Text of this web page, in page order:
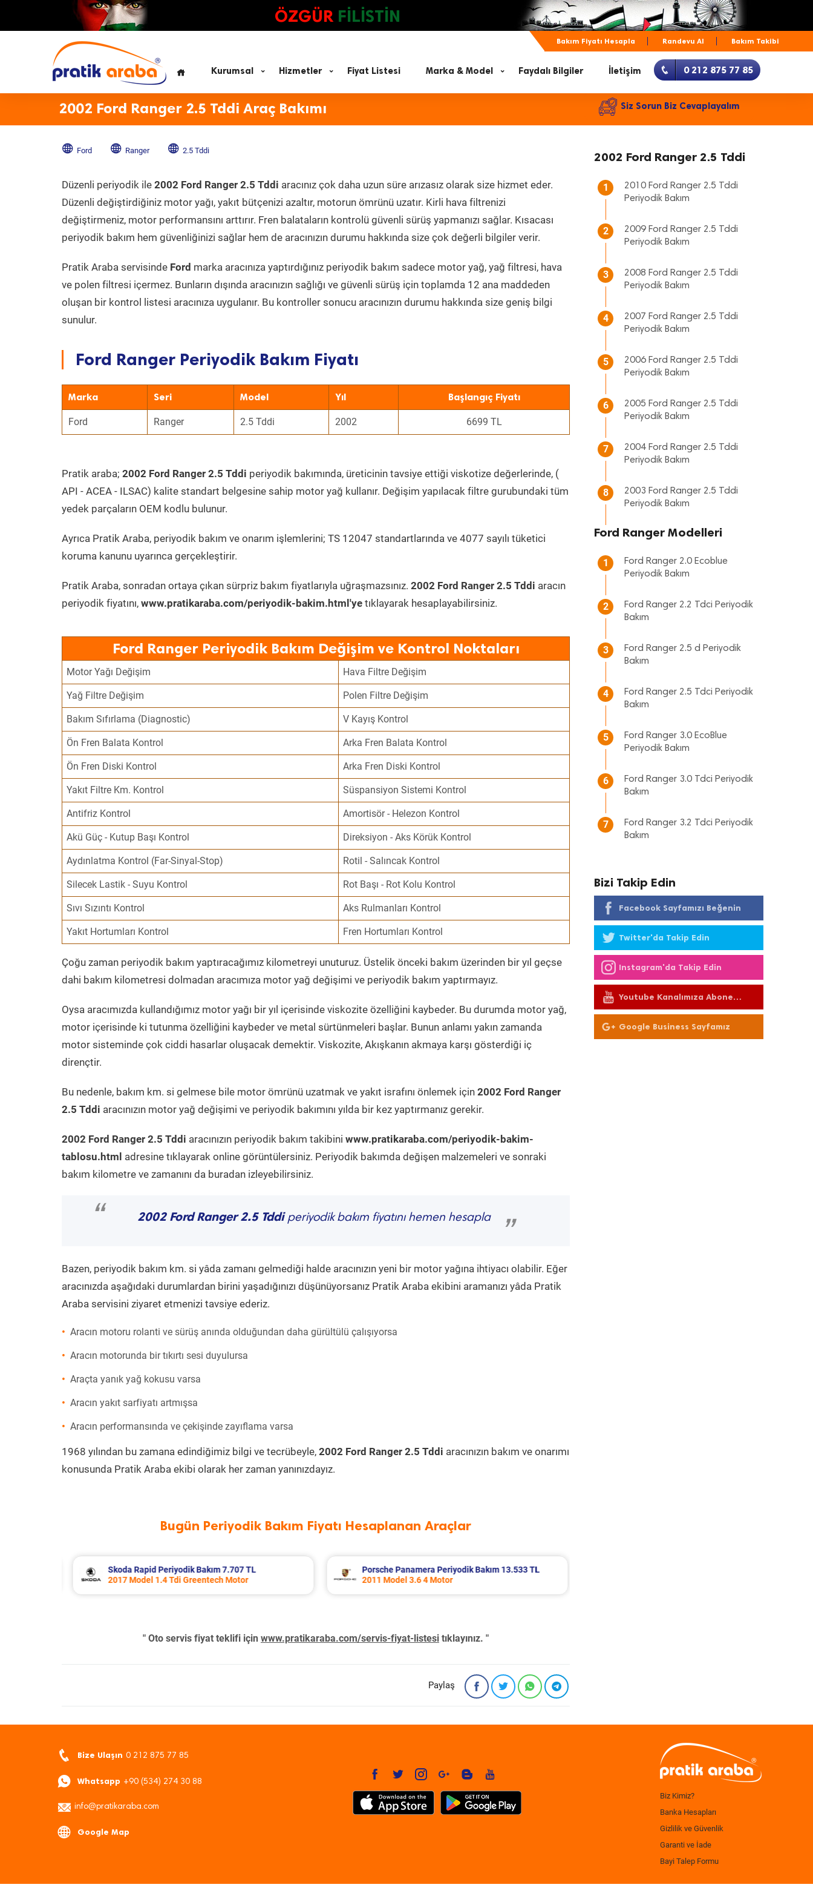
ÖZGÜR FİLİSTİN
Bakım Fiyatı Hesapla Randevu Al Bakım Takibi
Kurumsal Hizmetler Fiyat Listesi Marka & Model Faydalı Bilgiler İletişim 0 212 875 77 85
2002 Ford Ranger 2.5 Tddi Araç Bakımı Siz Sorun Biz Cevaplayalım
Ford Ranger 2.5 Tddi
Düzenli periyodik ile 2002 Ford Ranger 2.5 Tddi aracınız çok daha uzun süre arızasız olarak size hizmet eder.
Düzenli değiştirdiğiniz motor yağı, yakıt bütçenizi azaltır, motorun ömrünü uzatır. Kirli hava filtrenizi
değiştirmeniz, motor performansını arttırır. Fren balataların kontrolü güvenli sürüş yapmanızı sağlar. Kısacası
periyodik bakım hem güvenliğinizi sağlar hem de aracınızın durumu hakkında size çok değerli bilgiler verir.
Pratik Araba servisinde Ford marka aracınıza yaptırdığınız periyodik bakım sadece motor yağ, yağ filtresi, hava
ve polen filtresi içermez. Bunların dışında aracınızın sağlığı ve güvenli sürüş için toplamda 12 ana maddeden
oluşan bir kontrol listesi aracınıza uygulanır. Bu kontroller sonucu aracınızın durumu hakkında size geniş bilgi
sunulur.
Ford Ranger Periyodik Bakım Fiyatı
Marka Seri Model Yıl Başlangıç Fiyatı
Ford Ranger 2.5 Tddi 2002 6699 TL
Pratik araba; 2002 Ford Ranger 2.5 Tddi periyodik bakımında, üreticinin tavsiye ettiği viskotize değerlerinde, (
API - ACEA - ILSAC) kalite standart belgesine sahip motor yağ kullanır. Değişim yapılacak filtre gurubundaki tüm
yedek parçaların OEM kodlu bulunur.
Ayrıca Pratik Araba, periyodik bakım ve onarım işlemlerini; TS 12047 standartlarında ve 4077 sayılı tüketici
koruma kanunu uyarınca gerçekleştirir.
Pratik Araba, sonradan ortaya çıkan sürpriz bakım fiyatlarıyla uğraşmazsınız. 2002 Ford Ranger 2.5 Tddi aracın
periyodik fiyatını, www.pratikaraba.com/periyodik-bakim.html'ye tıklayarak hesaplayabilirsiniz.
Ford Ranger Periyodik Bakım Değişim ve Kontrol Noktaları
Motor Yağı Değişim Hava Filtre Değişim
Yağ Filtre Değişim Polen Filtre Değişim
Bakım Sıfırlama (Diagnostic) V Kayış Kontrol
Ön Fren Balata Kontrol Arka Fren Balata Kontrol
Ön Fren Diski Kontrol Arka Fren Diski Kontrol
Yakıt Filtre Km. Kontrol Süspansiyon Sistemi Kontrol
Antifriz Kontrol Amortisör - Helezon Kontrol
Akü Güç - Kutup Başı Kontrol Direksiyon - Aks Körük Kontrol
Aydınlatma Kontrol (Far-Sinyal-Stop) Rotil - Salıncak Kontrol
Silecek Lastik - Suyu Kontrol Rot Başı - Rot Kolu Kontrol
Sıvı Sızıntı Kontrol Aks Rulmanları Kontrol
Yakıt Hortumları Kontrol Fren Hortumları Kontrol
Çoğu zaman periyodik bakım yaptıracağımız kilometreyi unuturuz. Üstelik önceki bakım üzerinden bir yıl geçse
dahi bakım kilometresi dolmadan aracımıza motor yağ değişimi ve periyodik bakım yaptırmayız.
Oysa aracımızda kullandığımız motor yağı bir yıl içerisinde viskozite özelliğini kaybeder. Bu durumda motor yağ,
motor içerisinde ki tutunma özelliğini kaybeder ve metal sürtünmeleri başlar. Bunun anlamı yakın zamanda
motor sisteminde çok ciddi hasarlar oluşacak demektir. Viskozite, Akışkanın akmaya karşı gösterdiği iç
dirençtir.
Bu nedenle, bakım km. si gelmese bile motor ömrünü uzatmak ve yakıt israfını önlemek için 2002 Ford Ranger
2.5 Tddi aracınızın motor yağ değişimi ve periyodik bakımını yılda bir kez yaptırmanız gerekir.
2002 Ford Ranger 2.5 Tddi aracınızın periyodik bakım takibini www.pratikaraba.com/periyodik-bakim-
tablosu.html adresine tıklayarak online görüntülersiniz. Periyodik bakımda değişen malzemeleri ve sonraki
bakım kilometre ve zamanını da buradan izleyebilirsiniz.
“ 2002 Ford Ranger 2.5 Tddiperiyodik bakım fiyatını hemen hesapla
”
Bazen, periyodik bakım km. si yâda zamanı gelmediği halde aracınızın yeni bir motor yağına ihtiyacı olabilir. Eğer
aracınızda aşağıdaki durumlardan birini yaşadığınızı düşünüyorsanız Pratik Araba ekibini aramanızı yâda Pratik
Araba servisini ziyaret etmenizi tavsiye ederiz.
Aracın motoru rolanti ve sürüş anında olduğundan daha gürültülü çalışıyorsa
Aracın motorunda bir tıkırtı sesi duyulursa
Araçta yanık yağ kokusu varsa
Aracın yakıt sarfiyatı artmışsa
Aracın performansında ve çekişinde zayıflama varsa
1968 yılından bu zamana edindiğimiz bilgi ve tecrübeyle, 2002 Ford Ranger 2.5 Tddi aracınızın bakım ve onarımı
konusunda Pratik Araba ekibi olarak her zaman yanınızdayız.
Bugün Periyodik Bakım Fiyatı Hesaplanan Araçlar
Porsche Panamera Periyodik Bakım 13.533 TL
2011 Model 3.6 4 Motor
Renault Fluence Periyodik Bakım 8.285 TL
2016 Model 1.5 Dci Motor
" Oto servis fiyat teklifi için www.pratikaraba.com/servis-fiyat-listesi tıklayınız. "
Paylaş
2002 Ford Ranger 2.5 Tddi
1
2010 Ford Ranger 2.5 Tddi
Periyodik Bakım
2
2009 Ford Ranger 2.5 Tddi
Periyodik Bakım
3
2008 Ford Ranger 2.5 Tddi
Periyodik Bakım
4
2007 Ford Ranger 2.5 Tddi
Periyodik Bakım
5
2006 Ford Ranger 2.5 Tddi
Periyodik Bakım
6
2005 Ford Ranger 2.5 Tddi
Periyodik Bakım
7
2004 Ford Ranger 2.5 Tddi
Periyodik Bakım
8
2003 Ford Ranger 2.5 Tddi
Periyodik Bakım
Ford Ranger Modelleri
1
Ford Ranger 2.0 Ecoblue
Periyodik Bakım
2
Ford Ranger 2.2 Tdci Periyodik
Bakım
3
Ford Ranger 2.5 d Periyodik
Bakım
4
Ford Ranger 2.5 Tdci Periyodik
Bakım
5
Ford Ranger 3.0 EcoBlue
Periyodik Bakım
6
Ford Ranger 3.0 Tdci Periyodik
Bakım
7
Ford Ranger 3.2 Tdci Periyodik
Bakım
Bizi Takip Edin
Facebook Sayfamızı Beğenin
Twitter'da Takip Edin
Instagram'da Takip Edin
Youtube Kanalımıza Abone
Olun
Google Business Sayfamız
Bize Ulaşın 0 212 875 77 85
Whatsapp +90 (534) 274 30 88
info@pratikaraba.com
Google Map
Biz Kimiz?
Banka Hesapları
Gizlilik ve Güvenlik
Garanti ve İade
Bayi Talep Formu